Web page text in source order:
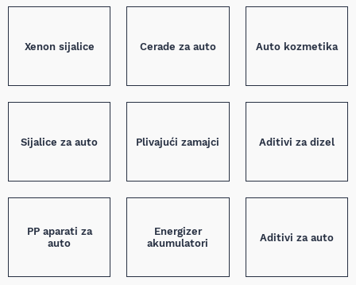
Xenon sijalice Cerade za auto Auto kozmetika
Sijalice za auto Plivajući zamajci Aditivi za dizel
PP aparati za
auto
Energizer
akumulatori
Aditivi za auto